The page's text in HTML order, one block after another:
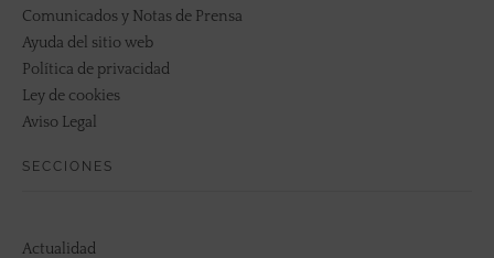
Comunicados y Notas de Prensa
Ayuda del sitio web
Política de privacidad
Ley de cookies
Aviso Legal
SECCIONES
Actualidad